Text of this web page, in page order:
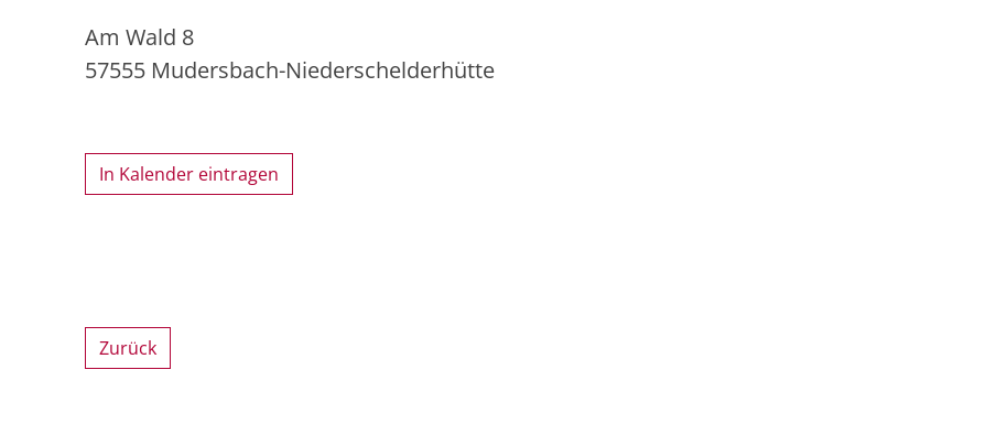
Am Wald 8
57555 Mudersbach-Niederschelderhütte
In Kalender eintragen
Zurück